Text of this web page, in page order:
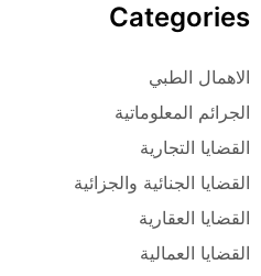
Categories
الاهمال الطبي
الجرائم المعلوماتية
القضايا التجارية
القضايا الجنائية والجزائية
القضايا العقارية
القضايا العمالية